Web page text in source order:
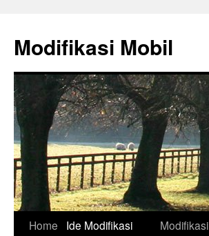
content
Modifikasi Mobil
Home
Ide Modifikasi
Modifikasi